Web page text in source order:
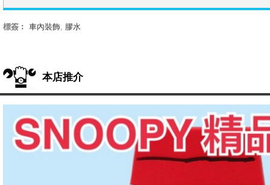
標簽︰ 車內裝飾, 膠水
本店推介